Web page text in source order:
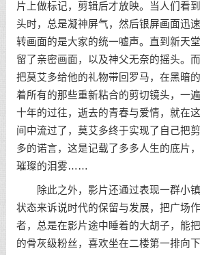
片上做标记，剪辑后才放映。当人们看
头时，总是凝神屏气，然后银屏画面迅
转画面的是大家的统一嘘声。直到新天
留了亲密画面，以及神父无奈的摇头。
把莫艾多给他的礼物带回罗马，在黑暗
着所有的那些重新粘合的剪切镜头，一
十年的过往，逝去的青春与爱情，就在
间中流过了，莫艾多终于实现了自己把
多的诺言，这是记载了多多人生的底片
璀璨的泪雾……
除此之外，影片还通过表现一群小镇
状态来诉说时代的保留与发展，把广场
者，总是在影片途中睡着的大胡子，能
的骨灰级粉丝，喜欢坐在二楼第一排向